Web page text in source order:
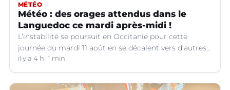
MÉTÉO
Météo : des orages attendus dans le
Languedoc ce mardi après-midi !
L’instabilité se poursuit en Occitanie pour cette
journée du mardi 11 août en se décalent vers d’autres
départements.
il y a 4 h 1 min